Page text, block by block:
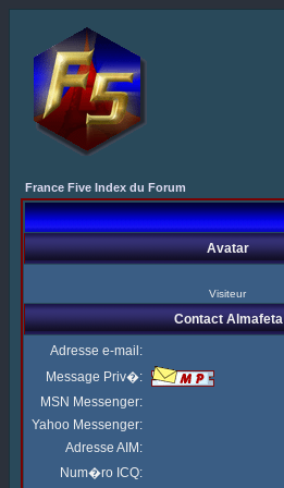
France Five Index du Forum
Avatar
Visiteur
Contact Almafeta
Adresse e-mail:
Message Priv�:
MSN Messenger:
Yahoo Messenger:
Adresse AIM:
Num�ro ICQ: